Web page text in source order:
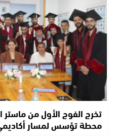
تخرج الفوج الأول من ماستر
محطة تؤسس لمسار